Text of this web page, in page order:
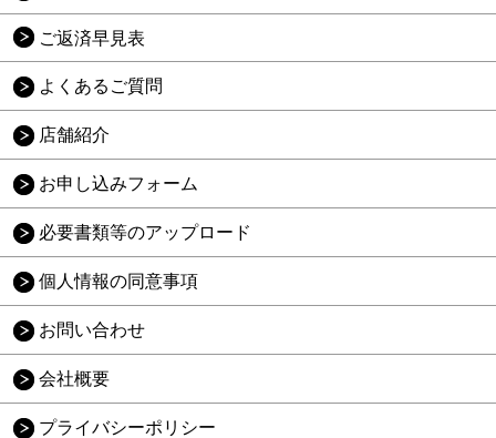
ご返済早見表
よくあるご質問
店舗紹介
お申し込みフォーム
必要書類等のアップロード
個人情報の同意事項
お問い合わせ
会社概要
プライバシーポリシー